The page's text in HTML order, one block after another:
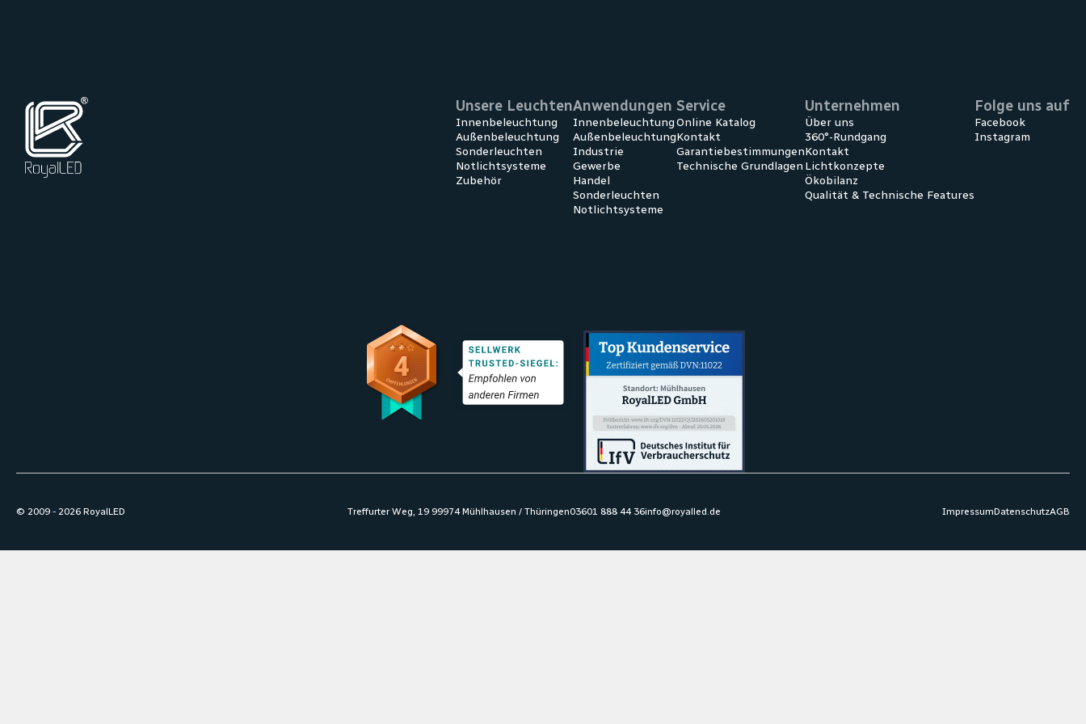
Unsere Leuchten
Innenbeleuchtung
Außenbeleuchtung
Sonderleuchten
Notlichtsysteme
Zubehör
Anwendungen
Innen­beleuchtung
Außen­beleuchtung
Industrie
Gewerbe
Handel
Sonder­leuchten
Notlicht­systeme
Service
Online Katalog
Kontakt
Garantiebestimmungen
Technische Grundlagen
Unternehmen
Über uns
360°-Rundgang
Kontakt
Lichtkonzepte
Ökobilanz
Qualität & Technische Features
Folge uns auf
Facebook
Instagram
© 2009 - 2026 RoyalLED Treffurter Weg, 19 99974 Mühlhausen / Thüringen03601 888 44 36info@royalled.de ImpressumDatenschutzAGB